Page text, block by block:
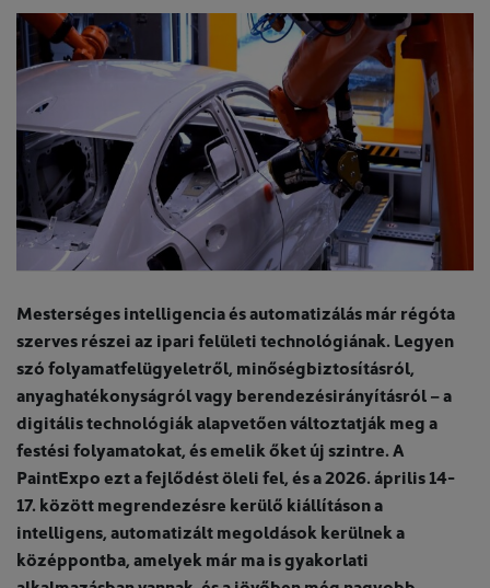
Mesterséges intelligencia és automatizálás már régóta
szerves részei az ipari felületi technológiának. Legyen
szó folyamatfelügyeletről, minőségbiztosításról,
anyaghatékonyságról vagy berendezésirányításról – a
digitális technológiák alapvetően változtatják meg a
festési folyamatokat, és emelik őket új szintre. A
PaintExpo ezt a fejlődést öleli fel, és a 2026. április 14-
17. között megrendezésre kerülő kiállításon a
intelligens, automatizált megoldások kerülnek a
középpontba, amelyek már ma is gyakorlati